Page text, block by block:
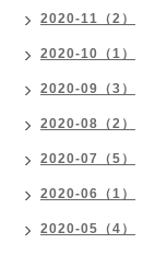
2020-11（2）
2020-10（1）
2020-09（3）
2020-08（2）
2020-07（5）
2020-06（1）
2020-05（4）